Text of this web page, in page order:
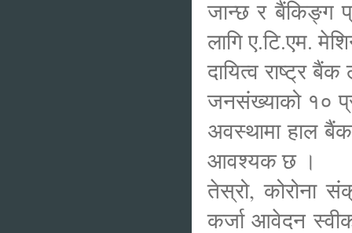
जान्छ र बैंकिङ्ग
लागि ए.टि.एम.
दायित्व राष्ट्र
जनसंख्याको १०
अवस्थामा हाल
आवश्यक छ ।
तेस्रो, कोरोना
कर्जा आवेदन